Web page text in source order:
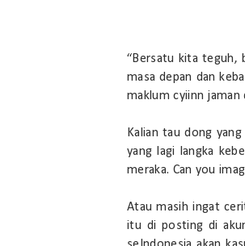
“Bersatu kita teguh,
masa depan dan
maklum cyiinn jaman
Kalian tau dong
yang lagi langka
meraka. Can you
Atau masih ingat
itu di posting di